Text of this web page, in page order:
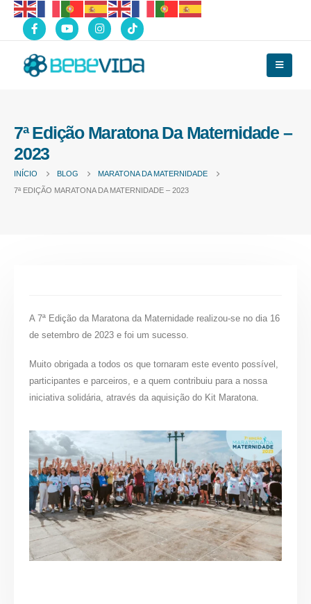
7ª Edição Maratona Da Maternidade –
2023
INÍCIO BLOG
MARATONA DA MATERNIDADE
7ª EDIÇÃO MARATONA DA MATERNIDADE – 2023
A 7ª Edição da Maratona da Maternidade realizou-se no dia 16
de setembro de 2023 e foi um sucesso.
Muito obrigada a todos os que tornaram este evento possível,
participantes e parceiros, e a quem contribuiu para a nossa
iniciativa solidária, através da aquisição do Kit Maratona.